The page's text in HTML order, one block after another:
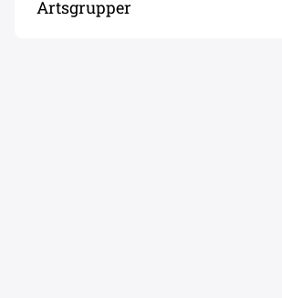
Artsgrupper